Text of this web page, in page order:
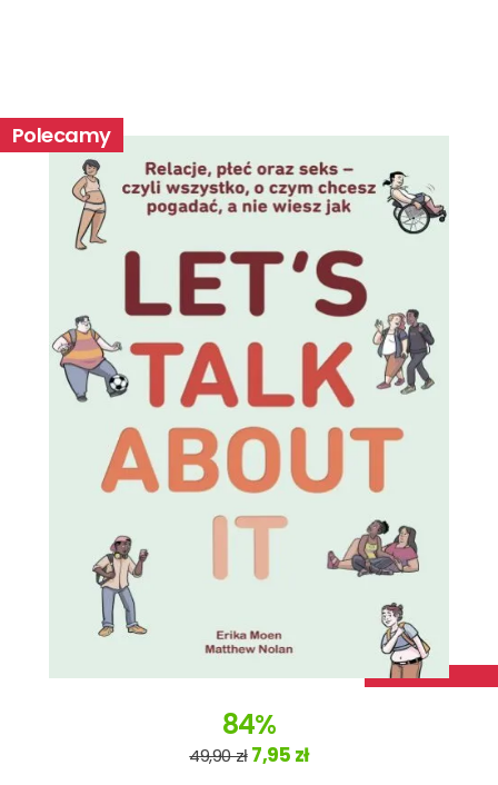
Polecamy
84%
49,90 zł 7,95 zł